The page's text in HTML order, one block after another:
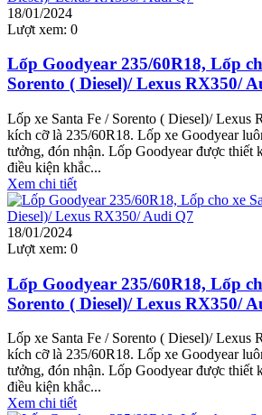
18/01/2024
Lượt xem: 0
Lốp Goodyear 235/60R18, Lốp
Sorento ( Diesel)/ Lexus RX350/
Lốp xe Santa Fe / Sorento ( Diesel)/ Lexus
kích cỡ là 235/60R18. Lốp xe Goodyear
tưởng, đón nhận. Lốp Goodyear được thiết
điều kiện khắc...
Xem chi tiết
18/01/2024
Lượt xem: 0
Lốp Goodyear 235/60R18, Lốp
Sorento ( Diesel)/ Lexus RX350/
Lốp xe Santa Fe / Sorento ( Diesel)/ Lexus
kích cỡ là 235/60R18. Lốp xe Goodyear
tưởng, đón nhận. Lốp Goodyear được thiết
điều kiện khắc...
Xem chi tiết